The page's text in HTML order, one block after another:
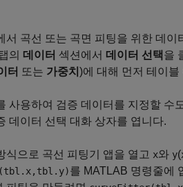
서 곡선 또는 곡면 피팅을 위한 데
의 데이터 섹션에서 데이터 선택 을
터 또는 가중치 )에 대해 먼저 테이
사용하여 검증 데이터를 지정할 수
데이터 선택 대화 상자를 엽니다.
식으로 곡선 피팅기 앱을 열고 x와 y(
를 MATLAB 명령줄에